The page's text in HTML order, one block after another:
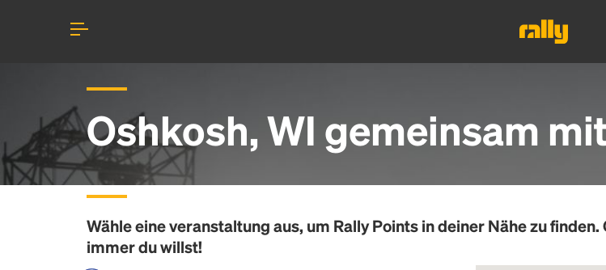
Oshkosh, WI gemeinsam
Wähle eine veranstaltung aus, um Rally Pointsin deiner Nähe zu
immer du willst!